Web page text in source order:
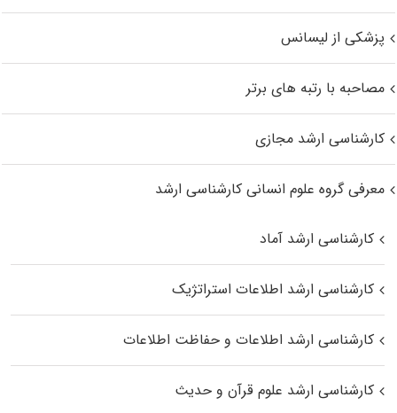
پزشکی از لیسانس
مصاحبه با رتبه های برتر
کارشناسی ارشد مجازی
معرفی گروه علوم انسانی کارشناسی ارشد
کارشناسی ارشد آماد
کارشناسی ارشد اطلاعات استراتژیک
کارشناسی ارشد اطلاعات و حفاظت اطلاعات
کارشناسی ارشد علوم قرآن و حدیث